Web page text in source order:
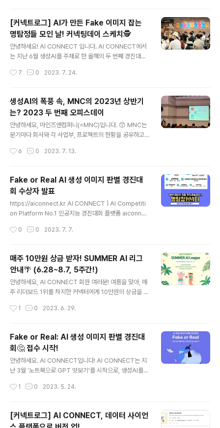
분야에서도 실제 이미지와 AI가 만든 가짜 이미지의 구분
이 중요한 화두로 떠올랐기 때문에, 트렌드를 반영한 이슈
를 해결하기 위해 많은 데이터 사이언티스트와 AI 개발자
들이 참여한 것으로 보입니다. 그럼, 이 대회에서 실제로 수
상까지 한 수상팀은 이 대회를 어떻게 준비했을까요? 이번
지의 순간과 수상의 비결은 무엇일지 살펴보세요.
[커넥트로그] AI가 만든 Fake 이미지 잡는
명탐정들 모인 날! 커넥팅데이 스케치🕵️
안녕하세요! AI CONNECT 입니다. AI CONNECT에서
는 지난 6월 생성AI를 주제로 한 올해의 두 번째 경진대회,
데요. 7월 7일 수상자를 발표하고, 약 2주 후 이번 대회에
CTING DAY - 찾았다! 명탐정 커넥터'가 7월 20일 목요
일, 모두의연구소 강남캠퍼스에서 열렸습니다. 이번 행사
는 1등부터 10등까지 대회에서 우수한 성적을 낸 수상자와
다양한 이벤트 미션에 활발하게 참여하신 '명탐정 커넥터'
이벤트 당첨자, 그리고 이번 대회를 좀 더 깊이 있게 즐기시
제를 출제한 데이터 사이언티스트에게 직접 들어보..
7 0 2023. 7. 24.
생성AI의 폭풍 속, MNC의 2023년 상반기
는? 2023 두 번째 오피스데이
안녕하세요, 마인즈앤컴퍼니(=MNC)입니다. 😙 MNC는
분기마다 회사와 각 사업부, 프로젝트의 현황을 공유하고
지난 3월 코로나로 인해 한동안 열리지 못했던 MNC의 2
열렸습니다. 어떤 이야기가 오갔는지, 생성AI의 파도 속에
서 MNC는 어떤 비즈니스 도약을 준비하고 있는지 블로그
를 통해 살짝 공개합니다! 중고폰 시장의 표준 = 민팃! 민팃
프로젝트의 발전은 어디까지?!📲 첫 순서는 MNC의 CV
신 박영준 팀장님이 발표를 맡아주셨습니다. 민팃 프로젝
6 0 2023. 7. 13.
Fake or Real AI 생성 이미지 판별 경진대
회 수상자 발표
https://aiconnect.kr AI CONNECT | AI Competiti
on Platform No.1 인공지능 경진대회 플랫폼 aiconnec
0 0 2023. 7. 7.
매주 10만원 상금 받자! SUMMER AI 리그
안내🌴 (6.28~8.7, 5주간!)
안녕하세요, AI CONNECT 회원 여러분! 여름을 맞아, 매
주 리더보드 1위를 차지한 커넥터에게 10만원의 상금을 드
다. 매주 월요일 오후 5시를 기준으로, 특허 문서 기반 특허
시작으로 5주간 펼쳐지는 여름특집 SUMMER AI LEAG
UE에 많은 참여를 부탁드립니다. [AI SUMMER LEAGU
E, 핵심만 알려드려요 👌] ✅ AI SUMMER LEAGUE 기
간은 어떻게 되나요? 공지일인 6월 28일부터, 8월 7일
하나요? 별도의 참여 절차 없이, 특허 문서 기..
1 0 2023. 6. 29.
Fake or Real: AI 생성 이미지 판별 경진대
회🤔 접수 시작!
안녕하세요. AI CONNECT입니다! AI CONNECT는 지
난 3월 '노트북으로 GPT 맛보기'를 시작으로, 생성AI를
'Fake or Real: AI 생성 이미지 판별 경진대회'는 그 두번
풀게 됩니다. 이번 대회에서는 활발하게 활동을 벌인 참가
자를 별도로 '명탐정 커넥터'로 선정해, 최종 수상자들과 함
1 0 2023. 5. 24.
[커넥트로그] AI CONNECT, 데이터 사이언